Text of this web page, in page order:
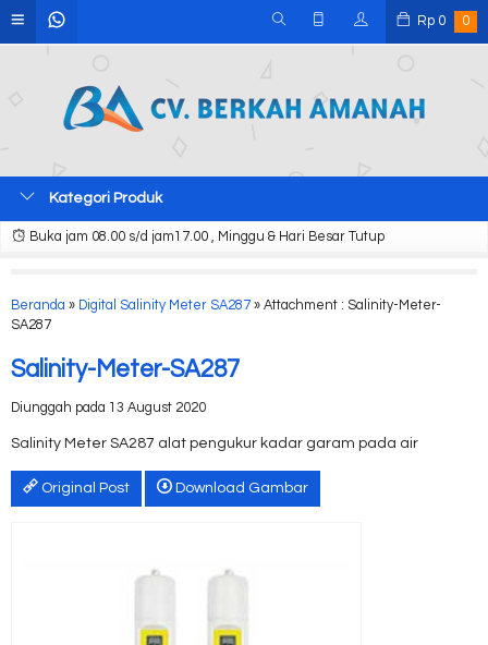
Rp 0 0
Kategori Produk
Buka jam 08.00 s/d jam17.00 , Minggu & Hari Besar Tutup
Beranda » Digital Salinity Meter SA287 » Attachment : Salinity-Meter-
SA287
Salinity-Meter-SA287
Diunggah pada 13 August 2020
Salinity Meter SA287 alat pengukur kadar garam pada air
Original Post Download Gambar